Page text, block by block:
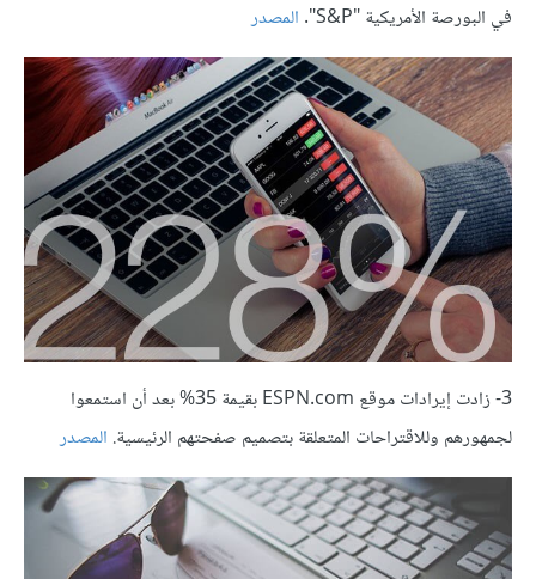
في البورصة الأمريكية "S&P".
المصدر
3- زادت إيرادات موقع ESPN.com بقيمة 35% بعد أن استمعوا
لجمهورهم وللاقتراحات المتعلقة بتصميم صفحتهم الرئيسية. المصدر